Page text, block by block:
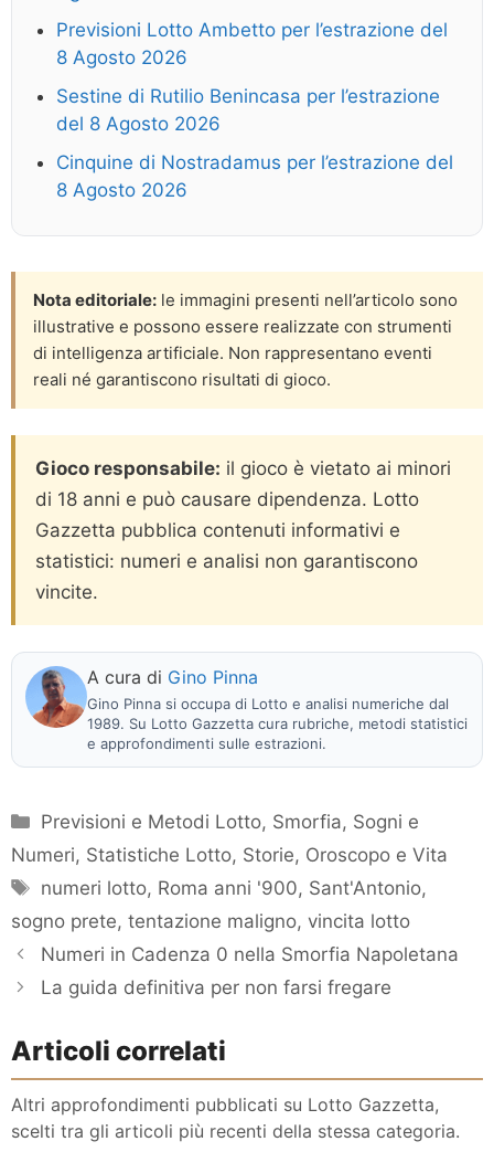
Previsioni Lotto Ambetto per l’estrazione del
8 Agosto 2026
Sestine di Rutilio Benincasa per l’estrazione
del 8 Agosto 2026
Cinquine di Nostradamus per l’estrazione del
8 Agosto 2026
Nota editoriale: le immagini presenti nell’articolo sono
illustrative e possono essere realizzate con strumenti
di intelligenza artificiale. Non rappresentano eventi
reali né garantiscono risultati di gioco.
Gioco responsabile: il gioco è vietato ai minori
di 18 anni e può causare dipendenza. Lotto
Gazzetta pubblica contenuti informativi e
statistici: numeri e analisi non garantiscono
vincite.
A cura di Gino Pinna
Gino Pinna si occupa di Lotto e analisi numeriche dal
1989. Su Lotto Gazzetta cura rubriche, metodi statistici
e approfondimenti sulle estrazioni.
Categorie
Previsioni e Metodi Lotto, Smorfia, Sogni e
Numeri, Statistiche Lotto, Storie, Oroscopo e Vita
Tag
numeri lotto, Roma anni '900, Sant'Antonio,
sogno prete, tentazione maligno, vincita lotto
Numeri in Cadenza 0 nella Smorfia Napoletana
La guida definitiva per non farsi fregare
Articoli correlati
Altri approfondimenti pubblicati su Lotto Gazzetta,
scelti tra gli articoli più recenti della stessa categoria.